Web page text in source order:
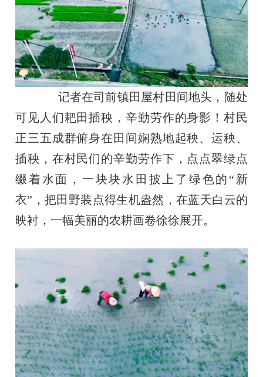
记者在司前镇田屋村田间地头，随处
可见人们耙田插秧，辛勤劳作的身影！村民
正三五成群俯身在田间娴熟地起秧、运秧、
插秧，在村民们的辛勤劳作下，点点翠绿点
缀着水面，一块块水田披上了绿色的“新
衣”，把田野装点得生机盎然，在蓝天白云的
映衬，一幅美丽的农耕画卷徐徐展开。